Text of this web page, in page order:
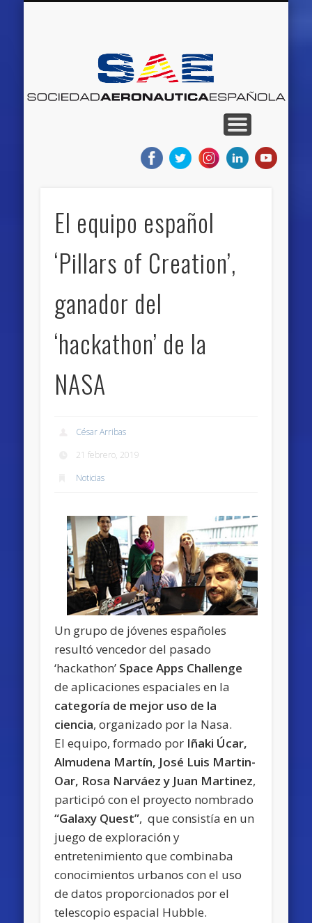
El equipo español
‘Pillars of Creation’,
ganador del
‘hackathon’ de la
NASA
César Arribas
21 febrero, 2019
Noticias
Un grupo de jóvenes españoles
resultó vencedor del pasado
‘hackathon’ Space Apps Challenge
de aplicaciones espaciales en la
categoría de mejor uso de la
ciencia, organizado por la Nasa.
El equipo, formado por Iñaki Úcar,
Almudena Martín, José Luis Martin-
Oar, Rosa Narváez y Juan Martinez,
participó con el proyecto nombrado
“Galaxy Quest”, que consistía en un
juego de exploración y
entretenimiento que combinaba
conocimientos urbanos con el uso
de datos proporcionados por el
telescopio espacial Hubble.